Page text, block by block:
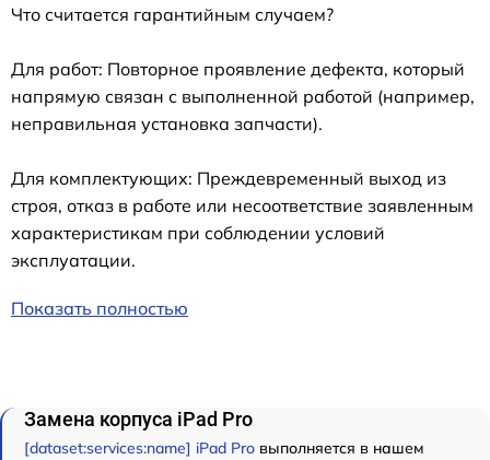
Что считается гарантийным случаем?
Для работ: Повторное проявление дефекта, который
напрямую связан с выполненной работой (например,
неправильная установка запчасти).
Для комплектующих: Преждевременный выход из
строя, отказ в работе или несоответствие заявленным
характеристикам при соблюдении условий
эксплуатации.
Показать полностью
Замена корпуса iPad Pro
[dataset:services:name] iPad Pro выполняется в нашем